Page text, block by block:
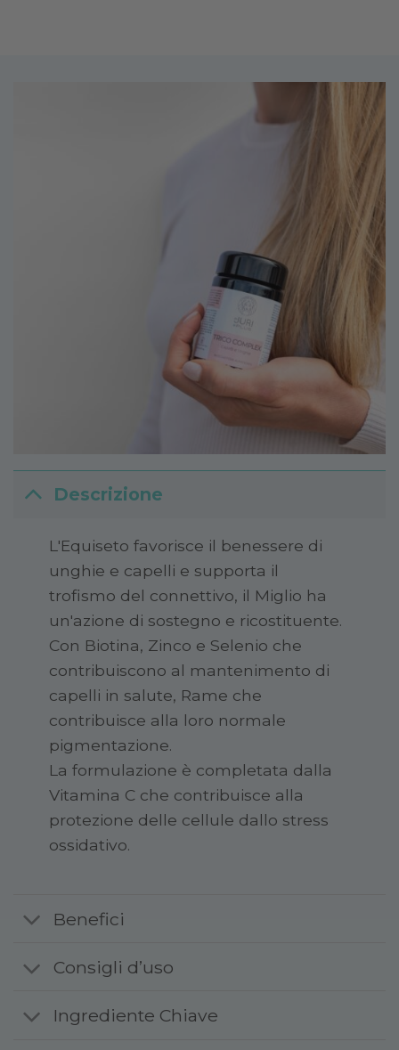
Descrizione
L'Equiseto favorisce il benessere di
unghie e capelli e supporta il
trofismo del connettivo, il Miglio ha
un'azione di sostegno e ricostituente.
Con Biotina, Zinco e Selenio che
contribuiscono al mantenimento di
capelli in salute, Rame che
contribuisce alla loro normale
pigmentazione.
La formulazione è completata dalla
Vitamina C che contribuisce alla
protezione delle cellule dallo stress
ossidativo.
Benefici
Consigli d’uso
Ingrediente Chiave